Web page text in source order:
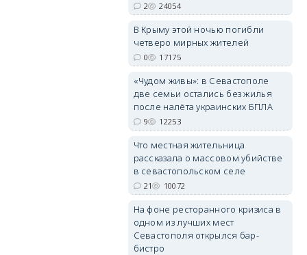
2 24054
В Крыму этой ночью погибли
четверо мирных жителей
0 17175
«Чудом живы»: в Севастополе
две семьи остались без жилья
после налёта украинских БПЛА
9 12253
Что местная жительница
рассказала о массовом убийстве
в севастопольском селе
21 10072
На фоне ресторанного кризиса в
одном из лучших мест
Севастополя открылся бар-
бистро